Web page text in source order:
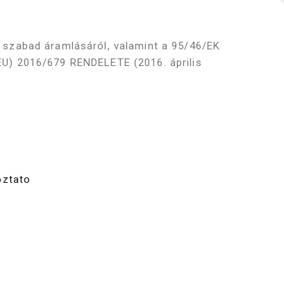
áramlásáról, valamint a 95/46/EK
2016/679 RENDELETE (2016. április